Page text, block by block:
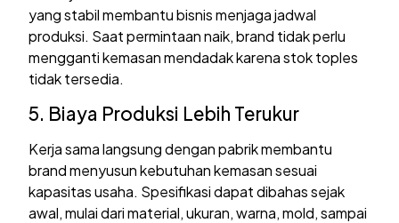
yang stabil membantu bisnis menjaga jadwal
produksi. Saat permintaan naik, brand tidak perlu
mengganti kemasan mendadak karena stok toples
tidak tersedia.
5. Biaya Produksi Lebih Terukur
Kerja sama langsung dengan pabrik membantu
brand menyusun kebutuhan kemasan sesuai
kapasitas usaha. Spesifikasi dapat dibahas sejak
awal, mulai dari material, ukuran, warna, mold, sampai